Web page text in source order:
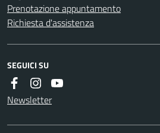
Prenotazione appuntamento
Richiesta d'assistenza
SEGUICI SU
Newsletter